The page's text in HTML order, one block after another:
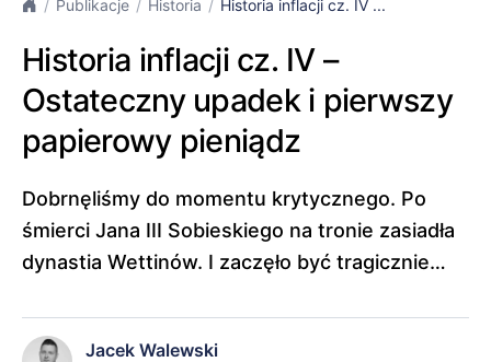
Publikacje Historia Historia inflacji cz. IV ...
Historia inflacji cz. IV –
Ostateczny upadek i pierwszy
papierowy pieniądz
Dobrnęliśmy do momentu krytycznego. Po
śmierci Jana III Sobieskiego na tronie zasiadła
dynastia Wettinów. I zaczęło być tragicznie…
Jacek Walewski